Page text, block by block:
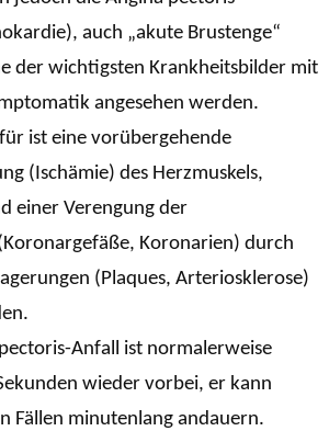
auch „akute Brustenge“
der wichtigsten Krankheitsbilder mit
angesehen werden.
ist eine vorübergehende
(Ischämie) des Herzmuskels,
einer Verengung der
Koronarien) durch
(Plaques, Arteriosklerose)
Anfall ist normalerweise
wieder vorbei, er kann
Fällen minutenlang andauern.